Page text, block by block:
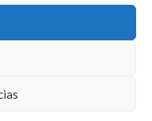
& Meetings